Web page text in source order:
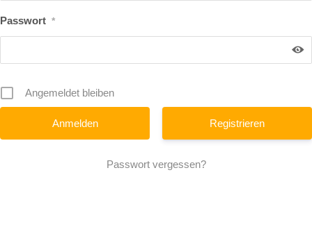
Passwort *
Angemeldet bleiben
Registrieren
Passwort vergessen?